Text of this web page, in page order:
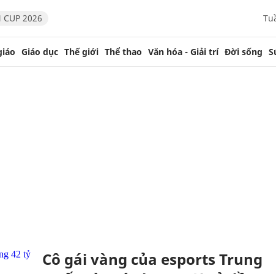
CUP 2026
Giáo dục Thế giới Thể thao Văn hóa - Giải trí Đời sống
Cô gái vàng của esports Trung